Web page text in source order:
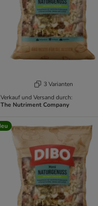
3 Varianten
Verkauf und Versand durch:
The Nutriment Company